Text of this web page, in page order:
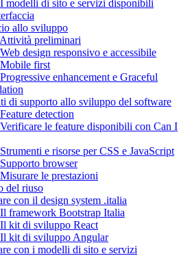
modelli di sito e servizi disponibili
allo sviluppo
preliminari
design responsivo e accessibile
first
enhancement e Graceful
di supporto allo sviluppo del software
detection
le feature disponibili con Can I
e risorse per CSS e JavaScript
browser
le prestazioni
del riuso
con il design system .italia
framework Bootstrap Italia
kit di sviluppo React
kit di sviluppo Angular
con i modelli di sito e servizi